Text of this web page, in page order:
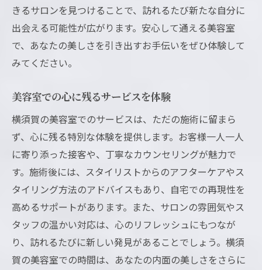
きるサロンを見つけることで、訪れるたび新たな自分に
出会える可能性が広がります。安心して通える美容室
で、あなたの美しさを引き出すお手伝いをぜひ体験して
みてください。
美容室での心に残るサービスを体験
横須賀の美容室でのサービスは、ただの施術に留まら
ず、心に残る特別な体験を提供します。お客様一人一人
に寄り添った接客や、丁寧なカウンセリングが魅力で
す。施術後には、スタイリストからのアフターケアやス
タイリング方法のアドバイスもあり、自宅での再現性を
高めるサポートがあります。また、サロンの雰囲気やス
タッフの温かい対応は、心のリフレッシュにもつなが
り、訪れるたびに新しい発見があることでしょう。横須
賀の美容室での時間は、あなたの内面の美しさをさらに